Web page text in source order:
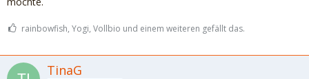
rainbowfish, Yogi, Vollbio und einem weiteren gefällt das.
TinaG